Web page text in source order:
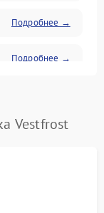
Подробнее →
Подробнее →
Подробнее →
Vestfrost